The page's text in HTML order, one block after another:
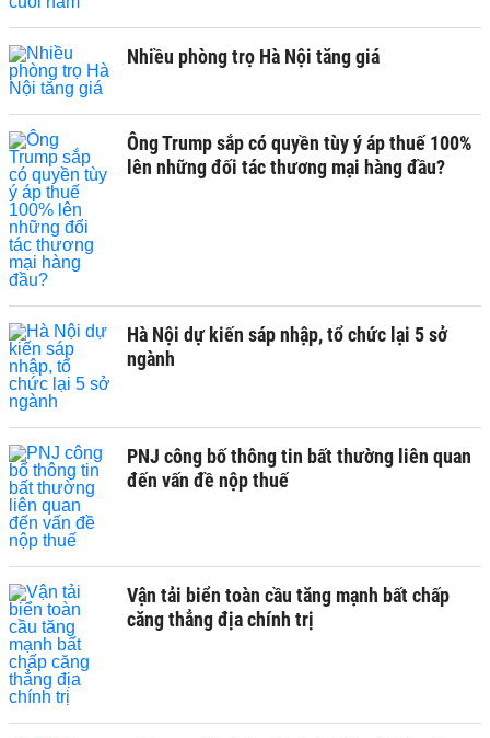
Nhiều phòng trọ Hà Nội tăng giá
Ông Trump sắp có quyền tùy ý áp thuế 100%
lên những đối tác thương mại hàng đầu?
Hà Nội dự kiến sáp nhập, tổ chức lại 5 sở
ngành
PNJ công bố thông tin bất thường liên quan
đến vấn đề nộp thuế
Vận tải biển toàn cầu tăng mạnh bất chấp
căng thẳng địa chính trị